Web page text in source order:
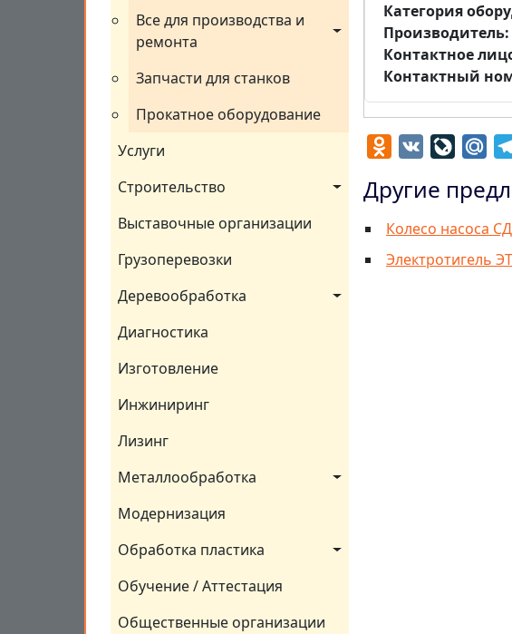
Все для производства и
ремонта
Запчасти для станков
Прокатное оборудование
Услуги
Строительство
Выставочные организации
Грузоперевозки
Деревообработка
Диагностика
Изготовление
Инжиниринг
Лизинг
Металлообработка
Модернизация
Обработка пластика
Обучение / Аттестация
Общественные организации
Категория
Производитель
Контактное
Контактный
Odnoklassniki
VK
Другие
Колесо насоса СД
Электротигель